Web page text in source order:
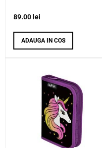
89.00 lei
ADAUGA IN COS